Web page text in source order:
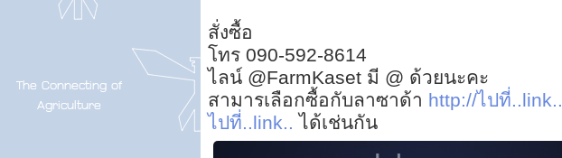
สั่งซื้อ
โทร 090-592-8614
ไลน์ @FarmKaset มี @ ด้วยนะคะ
สามารเลือกซื้อกับลาซาด้า http://ไปที่..link..
ไปที่..link.. ได้เช่นกัน